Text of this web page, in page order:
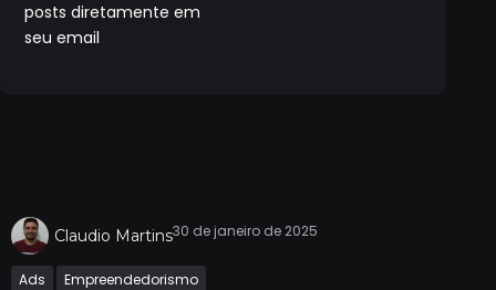
posts diretamente em
seu email
Claudio Martins30 de janeiro de 2025
Ads Empreendedorismo